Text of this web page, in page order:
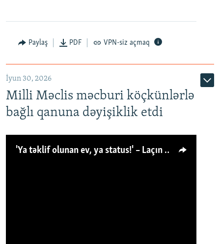
Paylaş PDF VPN-siz açmaq
İyun 30, 2026
Milli Məclis məcburi köçkünlərlə
bağlı qanuna dəyişiklik etdi
'Ya təklif olunan ev, ya status!' – Laçın köçkünü: 'Laçından başqa heç hara!'